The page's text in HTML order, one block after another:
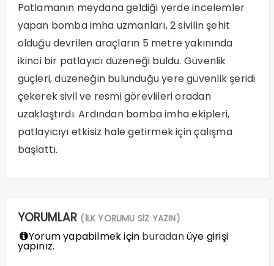
Patlamanın meydana geldiği yerde incelemler
yapan bomba imha uzmanları, 2 sivilin şehit
olduğu devrilen araçların 5 metre yakınında
ikinci bir patlayıcı düzeneği buldu. Güvenlik
güçleri, düzeneğin bulunduğu yere güvenlik şeridi
çekerek sivil ve resmi görevlileri oradan
uzaklaştırdı. Ardından bomba imha ekipleri,
patlayıcıyı etkisiz hale getirmek için çalışma
başlattı.
YORUMLAR (İLK YORUMU SİZ YAZIN)
Yorum yapabilmek için buradanüye girişi
yapınız.